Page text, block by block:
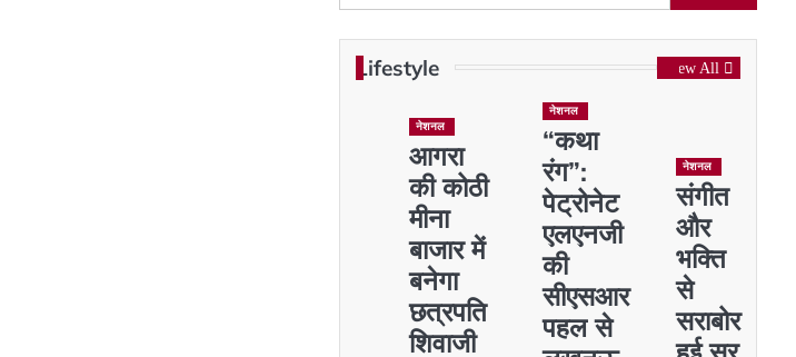
Lifestyle View All
नेशनल
आगरा
की कोठी
मीना
बाजार में
बनेगा
छत्रपति
शिवाजी
नेशनल
“कथा
रंग”:
पेट्रोनेट
एलएनजी
की
सीएसआर
पहल से
नेशनल
संगीत
और
भक्ति
से
सराबोर